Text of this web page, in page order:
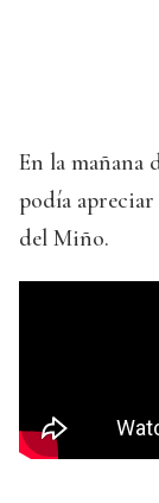
En la mañana
podía
del Miño.